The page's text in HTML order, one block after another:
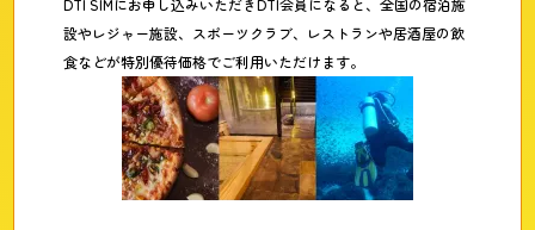
DTI SIMにお申し込みいただきDTI会員になると、全国の宿泊施
設やレジャー施設、スポーツクラブ、レストランや居酒屋の飲
食などが特別優待価格でご利用いただけます。